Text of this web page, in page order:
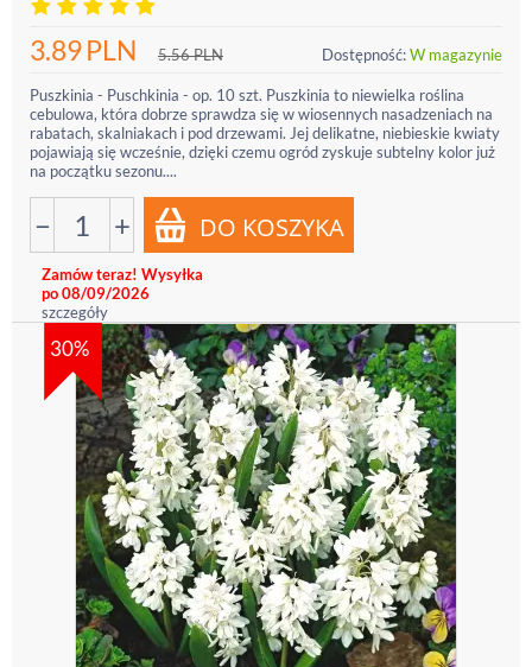
3.89PLN 5.56PLN Dostępność:W magazynie
Puszkinia - Puschkinia - op. 10 szt. Puszkinia to niewielka roślina
cebulowa, która dobrze sprawdza się w wiosennych nasadzeniach na
rabatach, skalniakach i pod drzewami. Jej delikatne, niebieskie kwiaty
pojawiają się wcześnie, dzięki czemu ogród zyskuje subtelny kolor już
na początku sezonu....
− +
Zamów teraz! Wysyłka
po 08/09/2026
szczegóły
30%